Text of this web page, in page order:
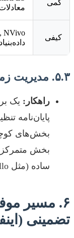
کمی
کیفی
۵.۳. مدیریت زمان
راهکار: یک
پایان‌نامه
بخش‌های
بخش متمرکز
ساده (مثل Trello یا حتی یک دفترچه) استفاده کنید.
۶. مسیر
تضمینی